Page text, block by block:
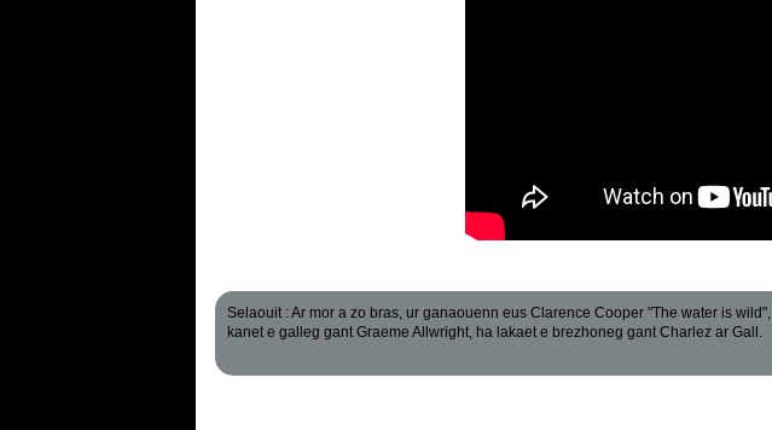
Selaouit : Ar mor a zo bras, ur ganaouenn eus Clarence Cooper "The water is wild",
kanet e galleg gant Graeme Allwright, ha lakaet e brezhoneg gant Charlez ar Gall.